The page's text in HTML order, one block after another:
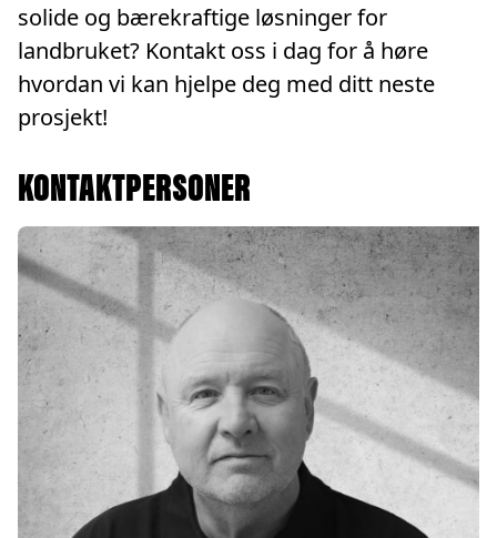
solide og bærekraftige løsninger for
landbruket? Kontakt oss i dag for å høre
hvordan vi kan hjelpe deg med ditt neste
prosjekt!
KONTAKTPERSONER